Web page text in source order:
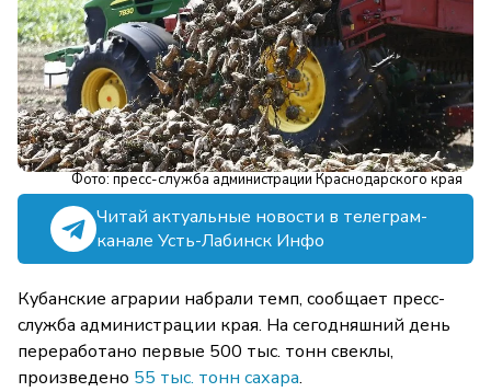
Фото: пресс-служба администрации Краснодарского края
Читай актуальные новости в телеграм-
канале Усть-Лабинск Инфо
Кубанские аграрии набрали темп, сообщает пресс-
служба администрации края. На сегодняшний день
переработано первые 500 тыс. тонн свеклы,
произведено 55 тыс. тонн сахара.